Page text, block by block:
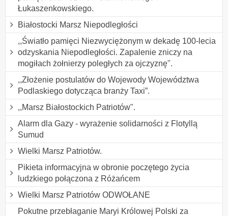
Łukaszenkowskiego.
Białostocki Marsz Niepodległości
,,Światło pamięci Niezwyciężonym w dekadę 100-lecia
odzyskania Niepodległości. Zapalenie zniczy na
mogiłach żołnierzy poległych za ojczyznę".
,,Złożenie postulatów do Wojewody Województwa
Podlaskiego dotycząca branży Taxi”.
,,Marsz Białostockich Patriotów".
Alarm dla Gazy - wyrażenie solidarności z Flotyllą
Sumud
Wielki Marsz Patriotów.
Pikieta informacyjna w obronie poczętego życia
ludzkiego połączona z Różańcem
Wielki Marsz Patriotów ODWOŁANE
Pokutne przebłaganie Maryi Królowej Polski za